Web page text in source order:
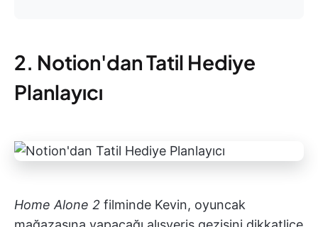
2. Notion'dan Tatil Hediye
Planlayıcı
Home Alone 2 filminde Kevin, oyuncak